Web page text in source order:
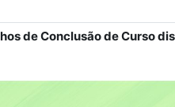
de Conclusão de Curso